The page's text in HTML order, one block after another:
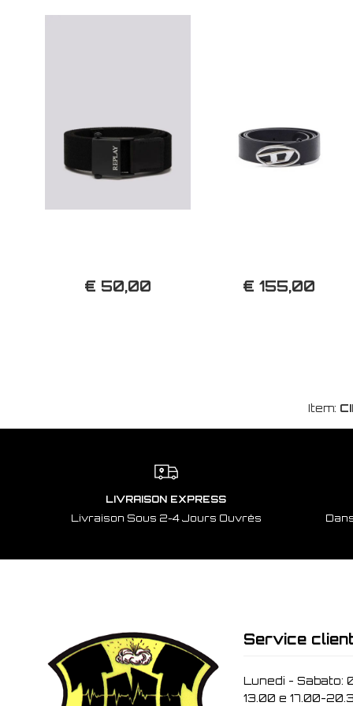
€ 50,00 € 155,00
Item:
LIVRAISON EXPRESS
Livraison Sous 2-4 Jours Ouvrés
Service
Lunedi - Sabato:
13.00 e 17.00-